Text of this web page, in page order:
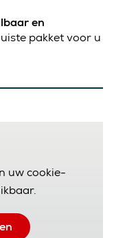
en
pakket voor u
uw cookie-